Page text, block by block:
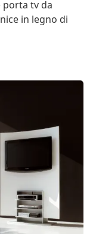
tv da
in legno di